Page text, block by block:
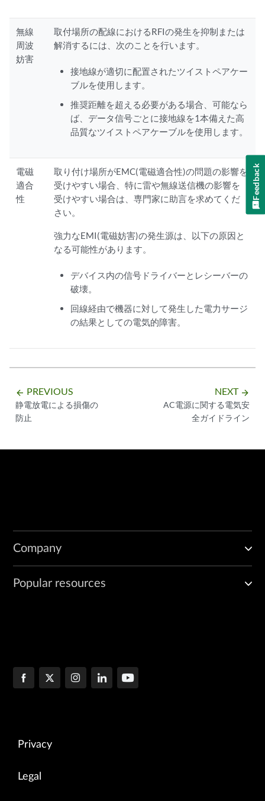
無線
周波
妨害
取付場所の配線におけるRFIの発生を抑制または
解消するには、次のことを行います。
接地線が適切に配置されたツイストペアケー
ブルを使用します。
推奨距離を超える必要がある場合、可能なら
ば、データ信号ごとに接地線を1本備えた高
品質なツイストペアケーブルを使用します。
電磁
適合
性
取り付け場所がEMC(電磁適合性)の問題の影響を
受けやすい場合、特に雷や無線送信機の影響を
受けやすい場合は、専門家に助言を求めてくだ
さい。
強力なEMI(電磁妨害)の発生源は、以下の原因と
なる可能性があります。
デバイス内の信号ドライバーとレシーバーの
破壊。
回線経由で機器に対して発生した電力サージ
の結果としての電気的障害。
arrow_backward PREVIOUS
静電放電による損傷の
防止
NEXT arrow_forward
AC電源に関する電気安
全ガイドライン
Company
Popular resources
Privacy
Legal
Feedback